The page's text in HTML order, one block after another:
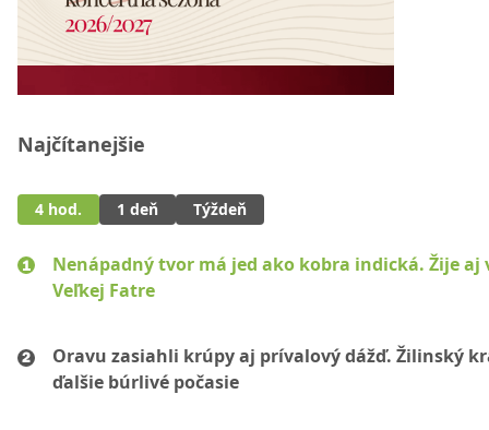
Najčítanejšie
4 hod. 1 deň Týždeň
Nenápadný tvor má jed ako kobra indická. Žije aj
Veľkej Fatre
Oravu zasiahli krúpy aj prívalový dážď. Žilinský
ďalšie búrlivé počasie